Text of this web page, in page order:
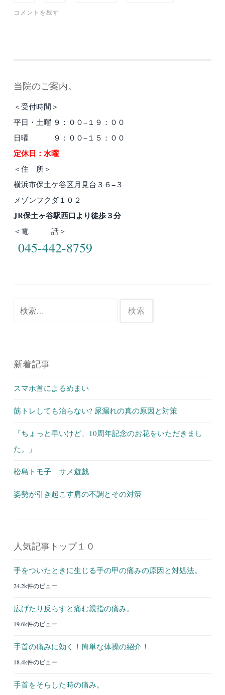
コメントを残す
当院のご案内。
＜受付時間＞
平日・土曜 ９：００−１９：００
日曜 ９：００−１５：００
定休日：水曜
＜住 所＞
横浜市保土ケ谷区月見台３６−３
メゾンフクダ１０２
JR保土ヶ谷駅西口より徒歩３分
＜電 話＞
045-442-8759
新着記事
スマホ首によるめまい
筋トレしても治らない? 尿漏れの真の原因と対策
「ちょっと早いけど、10周年記念のお花をいただきまし
た。」
松島トモ子 サメ遊戯
姿勢が引き起こす肩の不調とその対策
人気記事トップ１０
手をついたときに生じる手の甲の痛みの原因と対処法。
24.2k件のビュー
広げたり反らすと痛む親指の痛み。
19.6k件のビュー
手首の痛みに効く！簡単な体操の紹介！
18.4k件のビュー
手首をそらした時の痛み。